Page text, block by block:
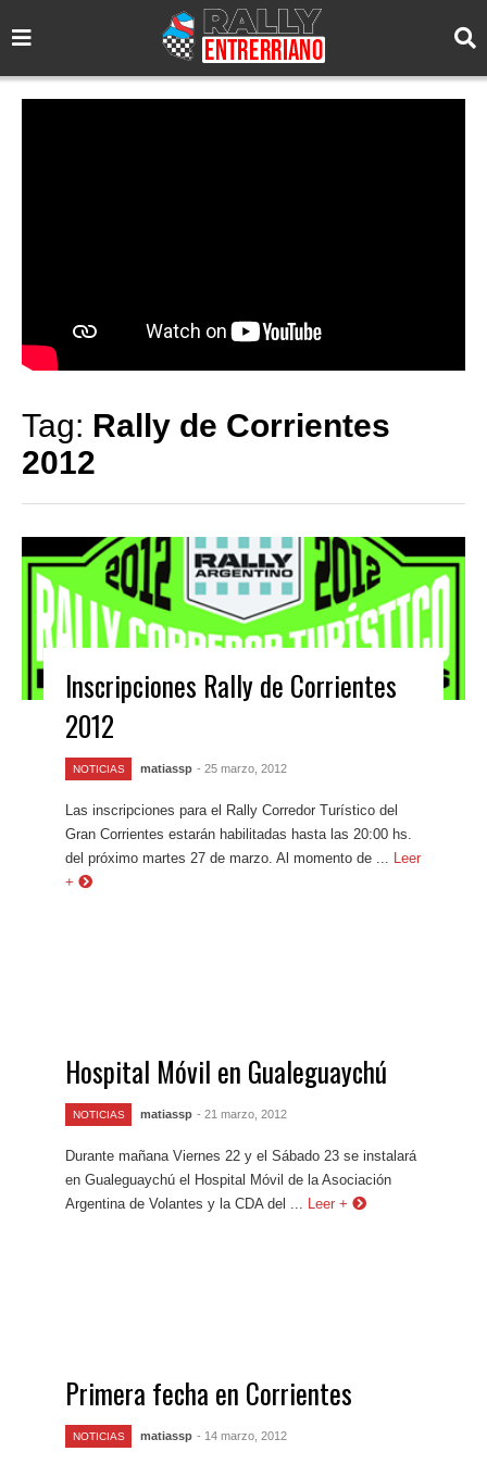
Tag: Rally de Corrientes
2012
Inscripciones Rally de Corrientes
2012
NOTICIAS matiassp - 25 marzo, 2012
Las inscripciones para el Rally Corredor Turístico del
Gran Corrientes estarán habilitadas hasta las 20:00 hs.
del próximo martes 27 de marzo. Al momento de ...
Leer
+
Hospital Móvil en Gualeguaychú
NOTICIAS matiassp - 21 marzo, 2012
Durante mañana Viernes 22 y el Sábado 23 se instalará
en Gualeguaychú el Hospital Móvil de la Asociación
Argentina de Volantes y la CDA del ...
Leer +
Primera fecha en Corrientes
NOTICIAS matiassp - 14 marzo, 2012